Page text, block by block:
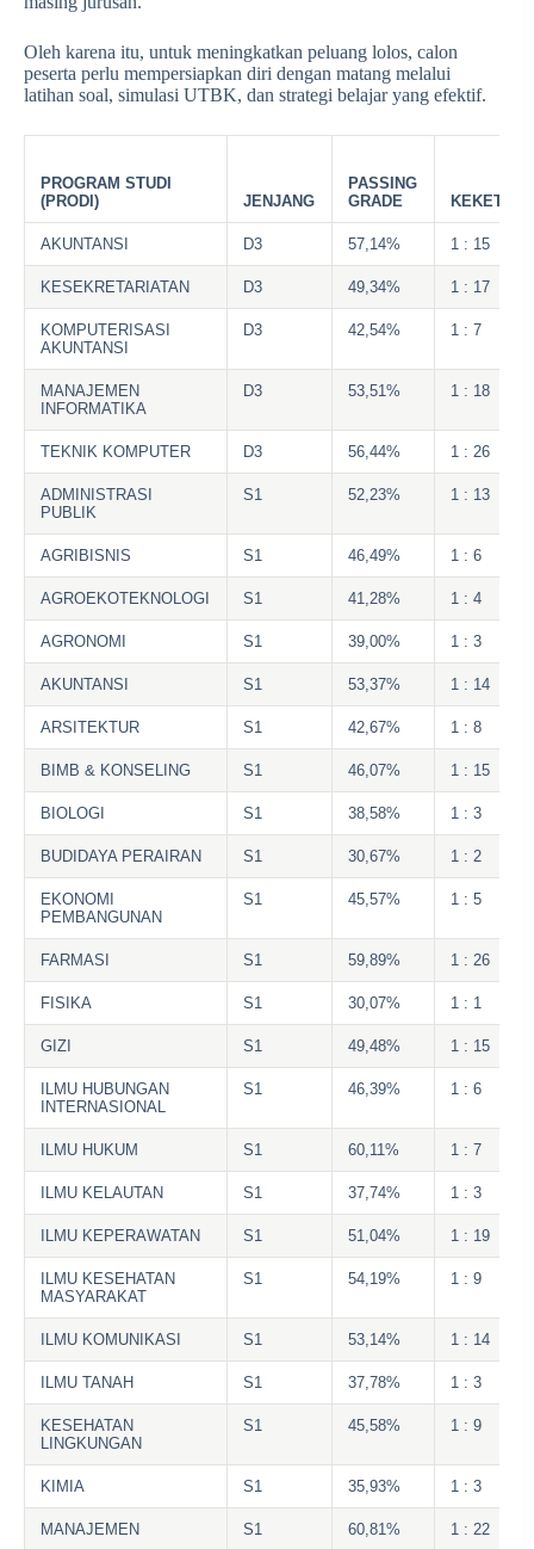
Oleh karena itu, untuk meningkatkan peluang lolos, calon
peserta perlu mempersiapkan diri dengan matang melalui
latihan soal, simulasi UTBK, dan strategi belajar yang efektif.
PROGRAM STUDI
(PRODI)
JENJANG
PASSING
GRADE
AKUNTANSI D3 57,14% 1 : 15
KESEKRETARIATAN D3 49,34% 1 : 17
KOMPUTERISASI
AKUNTANSI
D3 42,54% 1 : 7
MANAJEMEN
INFORMATIKA
D3 53,51% 1 : 18
TEKNIK KOMPUTER D3 56,44% 1 : 26
ADMINISTRASI
PUBLIK
S1 52,23% 1 : 13
AGRIBISNIS S1 46,49% 1 : 6
AGROEKOTEKNOLOGI S1 41,28% 1 : 4
AGRONOMI S1 39,00% 1 : 3
AKUNTANSI S1 53,37% 1 : 14
ARSITEKTUR S1 42,67% 1 : 8
BIMB & KONSELING S1 46,07% 1 : 15
BIOLOGI S1 38,58% 1 : 3
BUDIDAYA PERAIRAN S1 30,67% 1 : 2
EKONOMI
PEMBANGUNAN
S1 45,57% 1 : 5
FARMASI S1 59,89% 1 : 26
FISIKA S1 30,07% 1 : 1
GIZI S1 49,48% 1 : 15
ILMU HUBUNGAN
INTERNASIONAL
S1 46,39% 1 : 6
ILMU HUKUM S1 60,11% 1 : 7
ILMU KELAUTAN S1 37,74% 1 : 3
ILMU KEPERAWATAN S1 51,04% 1 : 19
ILMU KESEHATAN
MASYARAKAT
S1 54,19% 1 : 9
ILMU KOMUNIKASI S1 53,14% 1 : 14
ILMU TANAH S1 37,78% 1 : 3
KESEHATAN
LINGKUNGAN
S1 45,58% 1 : 9
KIMIA S1 35,93% 1 : 3
MANAJEMEN S1 60,81% 1 : 22